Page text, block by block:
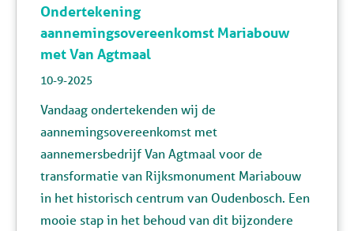
Ondertekening
aannemingsovereenkomst Mariabouw
met Van Agtmaal
10-9-2025
Vandaag ondertekenden wij de
aannemingsovereenkomst met
aannemersbedrijf Van Agtmaal voor de
transformatie van Rijksmonument Mariabouw
in het historisch centrum van Oudenbosch. Een
mooie stap in het behoud van dit bijzondere